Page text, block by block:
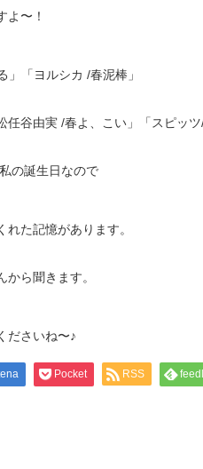
よ〜！
「ヨルシカ /春泥棒」
谷由実 /春よ、こい」「スピッツ/
の誕生日なので
た記憶があります。
ら聞きます。
ださいね〜♪
Pocket RSS